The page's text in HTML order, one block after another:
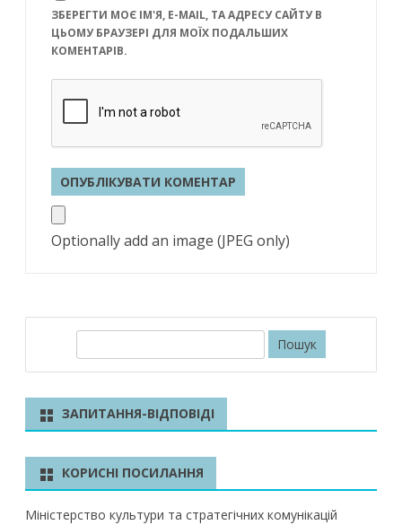
ЗБЕРЕГТИ МОЄ ІМ'Я, E-MAIL, ТА АДРЕСУ САЙТУ В
ЦЬОМУ БРАУЗЕРІ ДЛЯ МОЇХ ПОДАЛЬШИХ
КОМЕНТАРІВ.
Optionally add an image (JPEG only)
к
ЗАПИТАННЯ-ВІДПОВІДІ
КОРИСНІ ПОСИЛАННЯ
Міністерство культури та стратегічних комунікацій